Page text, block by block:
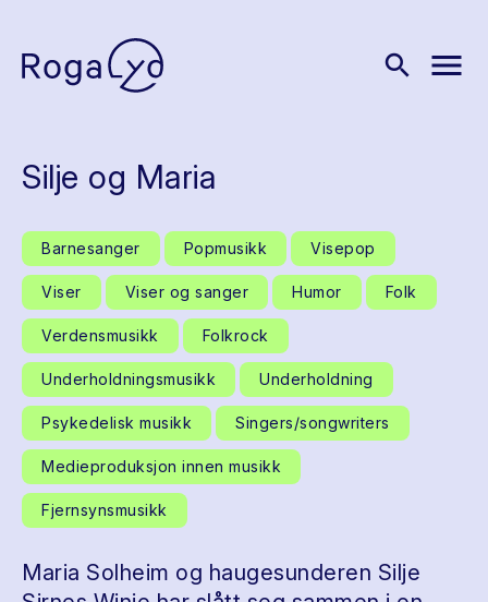
search menu
Silje og Maria
Barnesanger Popmusikk Visepop
Viser Viser og sanger Humor Folk
Verdensmusikk Folkrock
Underholdningsmusikk Underholdning
Psykedelisk musikk Singers/songwriters
Medieproduksjon innen musikk
Fjernsynsmusikk
Maria Solheim og haugesunderen Silje